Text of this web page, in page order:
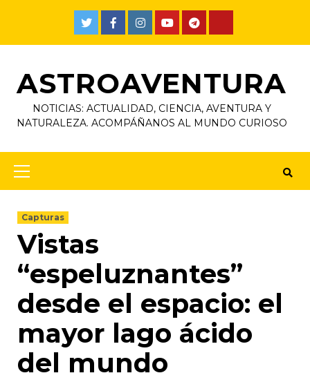
ASTROAVENTURA
NOTICIAS: ACTUALIDAD, CIENCIA, AVENTURA Y
NATURALEZA. ACOMPÁÑANOS AL MUNDO CURIOSO
Capturas
Vistas
“espeluznantes”
desde el espacio: el
mayor lago ácido
del mundo